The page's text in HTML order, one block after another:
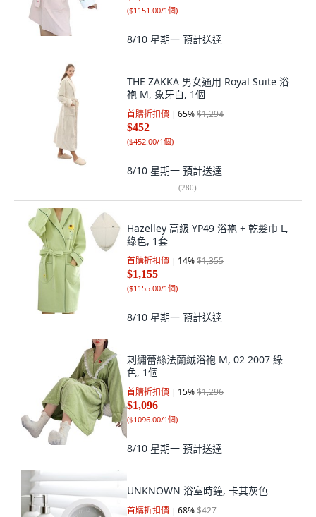
($1151.00/1個)
8/10 星期一 預計送達
THE ZAKKA 男女通用 Royal Suite 浴
袍 M, 象牙白, 1個
首購折扣價 65%$1,294
$452
($452.00/1個)
8/10 星期一 預計送達
(280)
Hazelley 高級 YP49 浴袍 + 乾髮巾 L,
綠色, 1套
首購折扣價 14%$1,355
$1,155
($1155.00/1個)
8/10 星期一 預計送達
刺繡蕾絲法蘭絨浴袍 M, 02 2007 綠
色, 1個
首購折扣價 15%$1,296
$1,096
($1096.00/1個)
8/10 星期一 預計送達
UNKNOWN 浴室時鐘, 卡其灰色
首購折扣價 68%$427